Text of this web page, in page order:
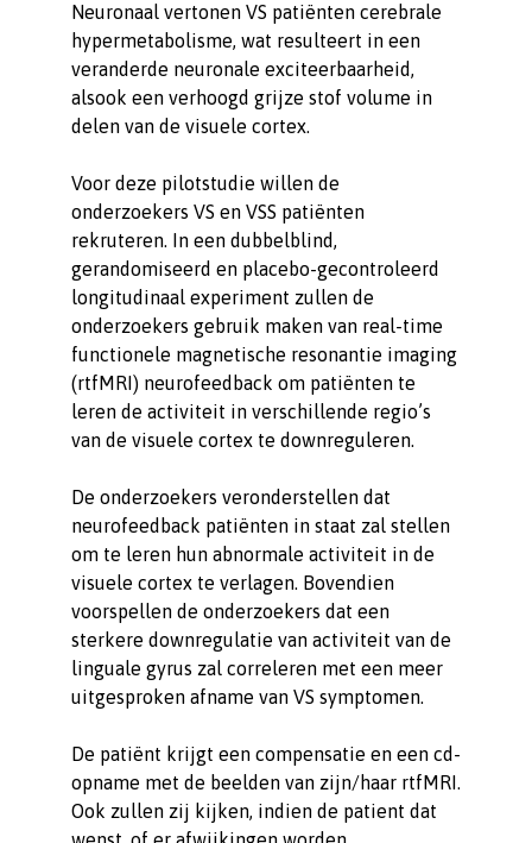
Neuronaal vertonen VS patiënten cerebrale
hypermetabolisme, wat resulteert in een
veranderde neuronale exciteerbaarheid,
alsook een verhoogd grijze stof volume in
delen van de visuele cortex.
Voor deze pilotstudie willen de
onderzoekers VS en VSS patiënten
rekruteren. In een dubbelblind,
gerandomiseerd en placebo-gecontroleerd
longitudinaal experiment zullen de
onderzoekers gebruik maken van real-time
functionele magnetische resonantie imaging
(rtfMRI) neurofeedback om patiënten te
leren de activiteit in verschillende regio’s
van de visuele cortex te downreguleren.
De onderzoekers veronderstellen dat
neurofeedback patiënten in staat zal stellen
om te leren hun abnormale activiteit in de
visuele cortex te verlagen. Bovendien
voorspellen de onderzoekers dat een
sterkere downregulatie van activiteit van de
linguale gyrus zal correleren met een meer
uitgesproken afname van VS symptomen.
De patiënt krijgt een compensatie en een cd-
opname met de beelden van zijn/haar rtfMRI.
Ook zullen zij kijken, indien de patient dat